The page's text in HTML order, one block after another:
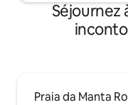
Séjournez
Praia da Manta